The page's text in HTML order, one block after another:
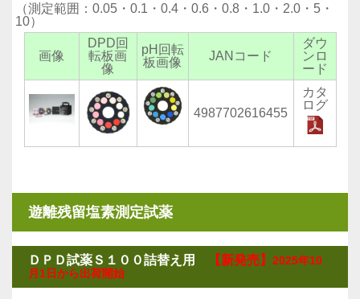
（測定範囲：0.05・0.1・0.4・0.6・0.8・1.0・2.0・5・
10）
画像
DPD回
転板画
像
pH回転
板画像
JANコード
ダウ
ンロ
ード
4987702616455
カタ
ログ
遊離残留塩素測定試薬
ＤＰＤ試薬Ｓ１００詰替え用 【新発売】2025年10
月1日から出荷開始